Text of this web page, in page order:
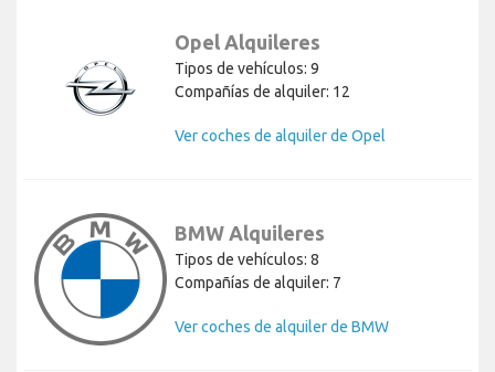
Opel Alquileres
Tipos de vehículos: 9
Compañías de alquiler: 12
Ver coches de alquiler de Opel
BMW Alquileres
Tipos de vehículos: 8
Compañías de alquiler: 7
Ver coches de alquiler de BMW